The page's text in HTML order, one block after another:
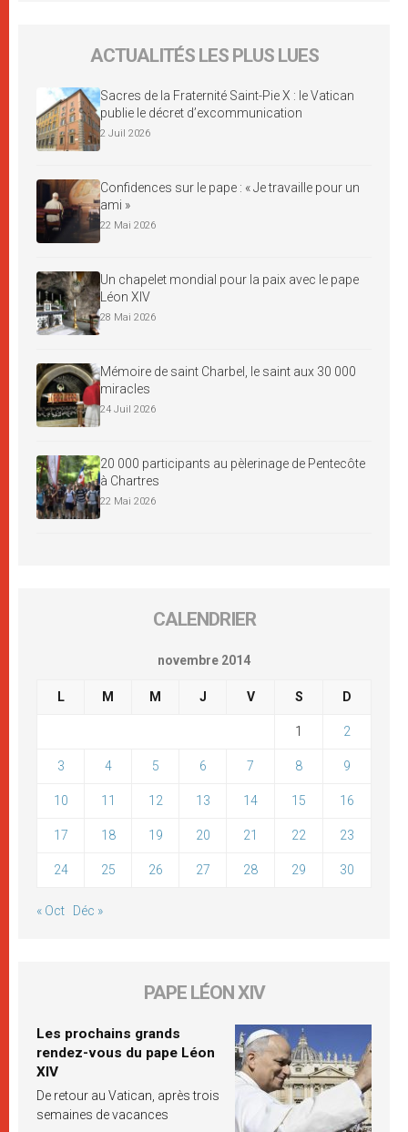
ACTUALITÉS LES PLUS LUES
Sacres de la Fraternité Saint-Pie X : le Vatican
publie le décret d’excommunication
2 Juil 2026
Confidences sur le pape : « Je travaille pour un
ami »
22 Mai 2026
Un chapelet mondial pour la paix avec le pape
Léon XIV
28 Mai 2026
Mémoire de saint Charbel, le saint aux 30 000
miracles
24 Juil 2026
20 000 participants au pèlerinage de Pentecôte
à Chartres
22 Mai 2026
CALENDRIER
novembre 2014
L M M J V S D
1 2
3 4 5 6 7 8 9
10 11 12 13 14 15 16
17 18 19 20 21 22 23
24 25 26 27 28 29 30
« Oct Déc »
PAPE LÉON XIV
Les prochains grands
rendez-vous du pape Léon
XIV
De retour au Vatican, après trois
semaines de vacances